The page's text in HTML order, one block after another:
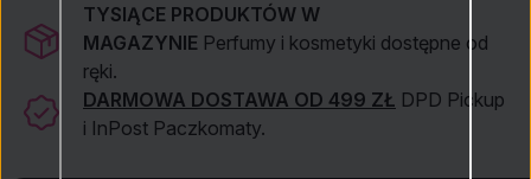
TYSIĄCE PRODUKTÓW W
MAGAZYNIE Perfumy i kosmetyki dostępne od
ręki.
DARMOWA DOSTAWA OD 499 ZŁ DPD Pickup
i InPost Paczkomaty.